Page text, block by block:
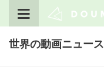
世界の動画ニュース